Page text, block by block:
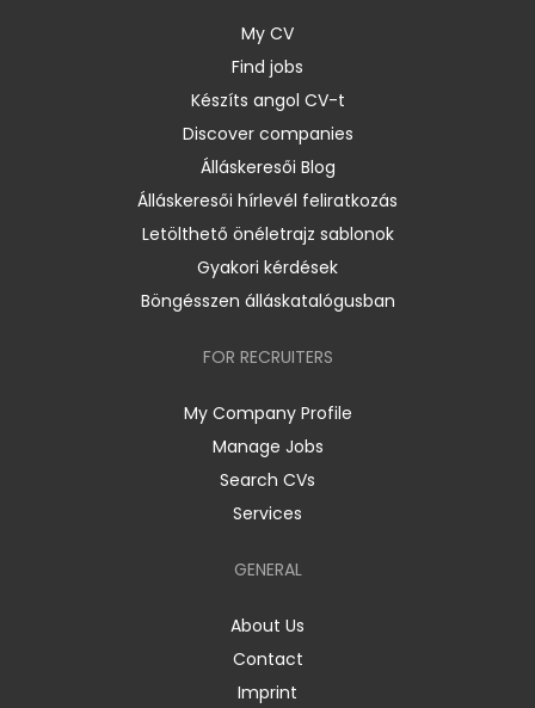
My CV
Find jobs
Készíts angol CV-t
Discover companies
Álláskeresői Blog
Álláskeresői hírlevél feliratkozás
Letölthető önéletrajz sablonok
Gyakori kérdések
Böngésszen álláskatalógusban
FOR RECRUITERS
My Company Profile
Manage Jobs
Search CVs
Services
GENERAL
About Us
Contact
Imprint